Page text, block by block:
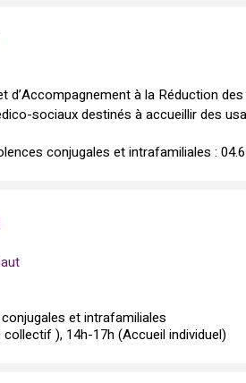
d’Accompagnement à la Réduction
sociaux destinés à accueillir des
conjugales et intrafamiliales :
et intrafamiliales
), 14h-17h (Accueil individuel)